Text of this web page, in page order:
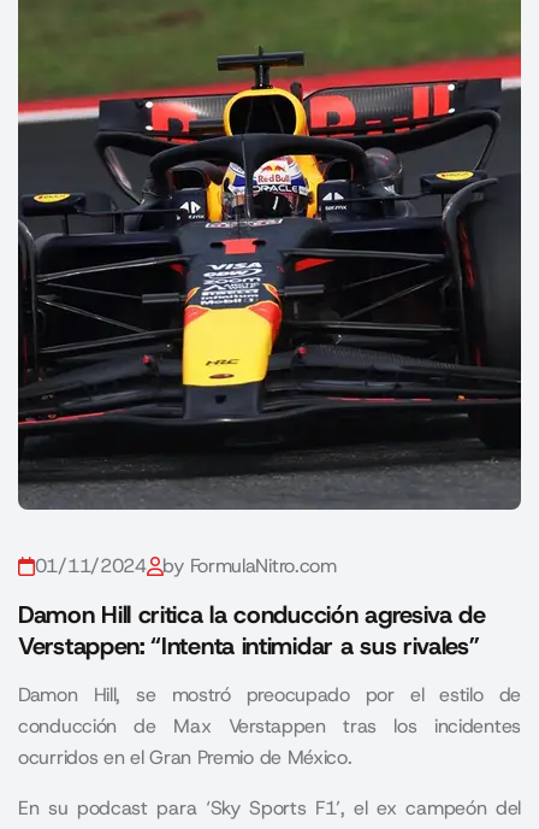
01/11/2024 by FormulaNitro.com
Damon Hill critica la conducción agresiva de
Verstappen: “Intenta intimidar a sus rivales”
Damon Hill, se mostró preocupado por el estilo de
conducción de Max Verstappen tras los incidentes
ocurridos en el Gran Premio de México.
En su podcast para ‘Sky Sports F1’, el ex campeón del